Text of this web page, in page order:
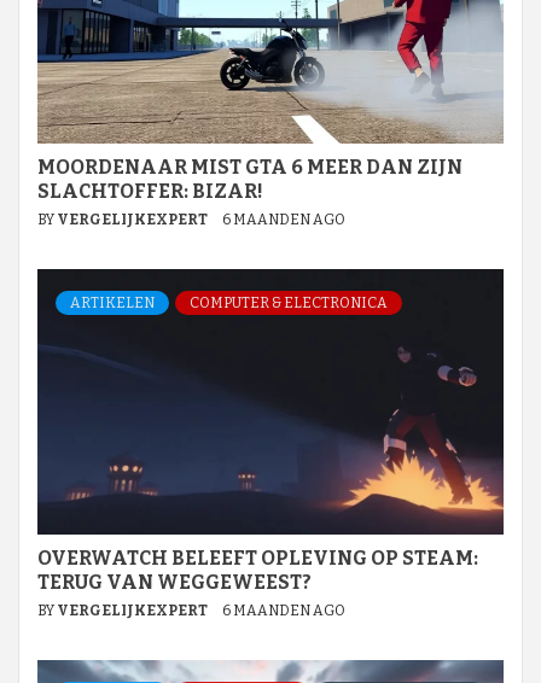
MOORDENAAR MIST GTA 6 MEER DAN ZIJN
SLACHTOFFER: BIZAR!
BY VERGELIJKEXPERT 6 MAANDEN AGO
ARTIKELEN COMPUTER & ELECTRONICA
OVERWATCH BELEEFT OPLEVING OP STEAM:
TERUG VAN WEGGEWEEST?
BY VERGELIJKEXPERT 6 MAANDEN AGO